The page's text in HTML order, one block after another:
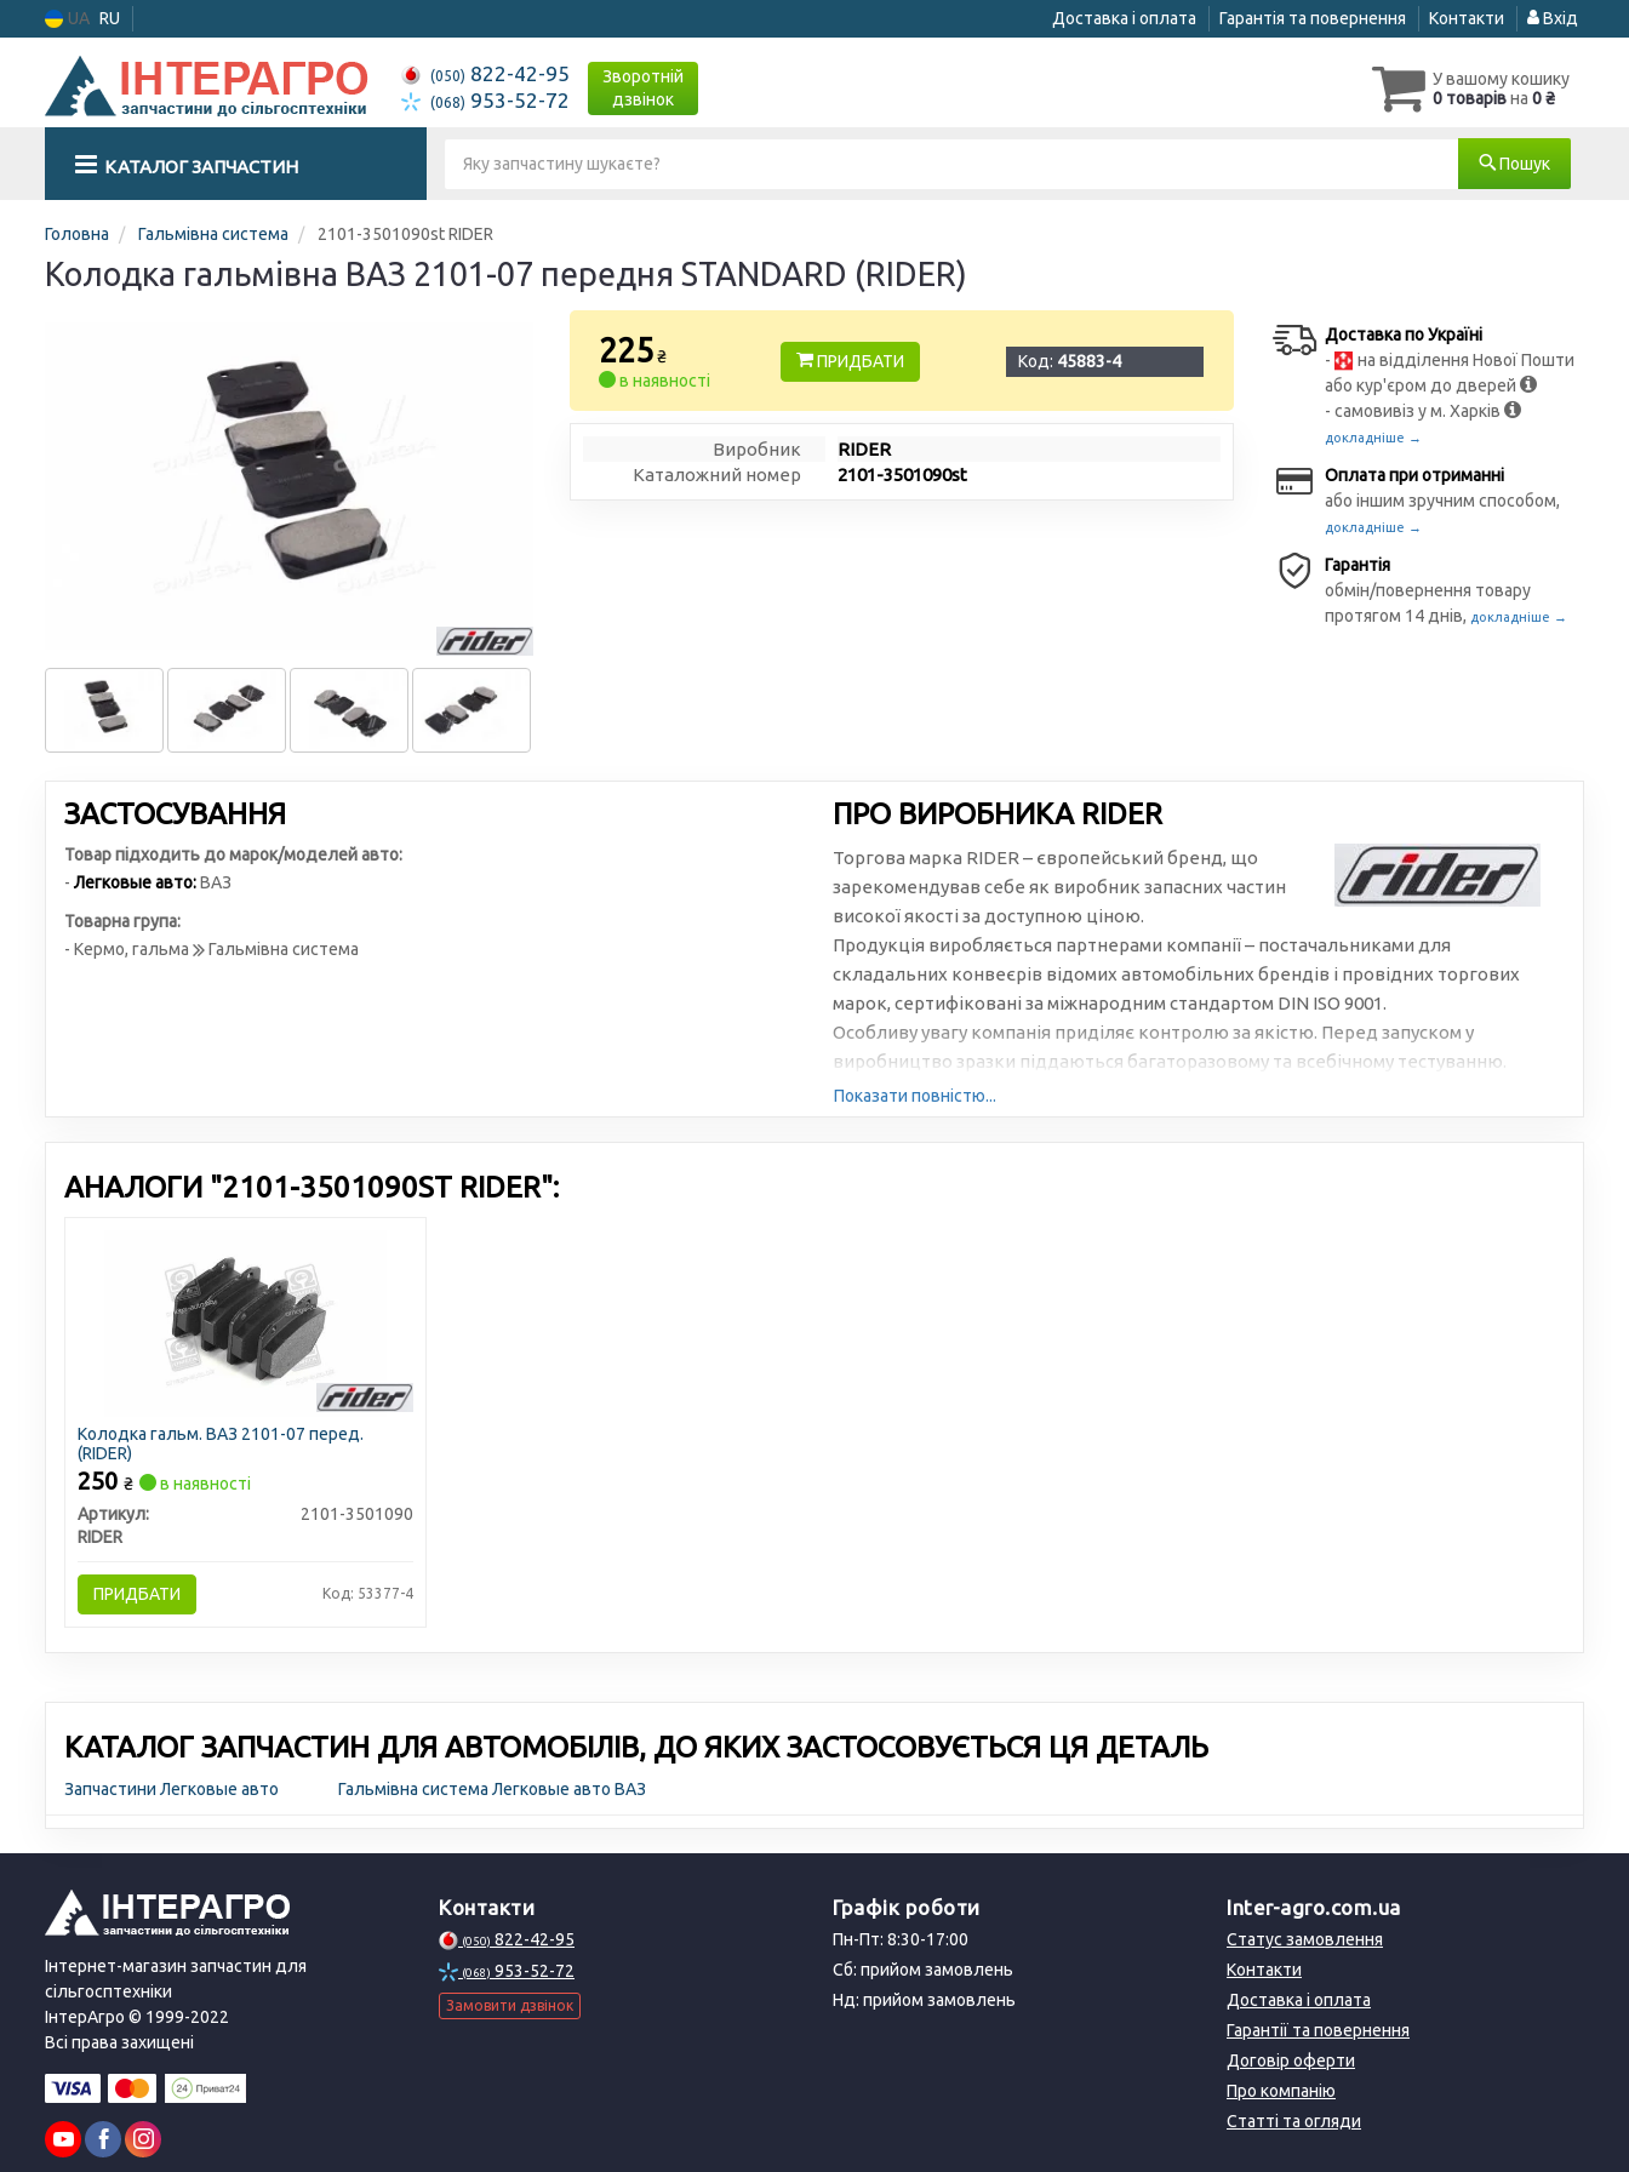
UA RU Доставка і оплата Гарантія та повернення Контакти Вхід
(050) 822-42-95
(068) 953-52-72
Зворотній
дзвінок
У вашому кошику
0 товарівна 0 ₴
КАТАЛОГ ЗАПЧАСТИН Пошук
Головна Гальмівна система 2101-3501090st RIDER
Колодка гальмівна ВАЗ 2101-07 передня STANDARD (RIDER)
225 ₴
в наявності
ПРИДБАТИ Код: 45883-4
Виробник
RIDER
Каталожний номер
2101-3501090st
Доставка по Україні
-
на відділення Нової Пошти
або кур'єром до дверей
- самовивіз у м. Харків
докладніше →
Оплата при отриманні
або іншим зручним способом,
докладніше →
Гарантія
обмін/повернення товару
протягом 14 днів, докладніше →
ЗАСТОСУВАННЯ
Товар підходить до марок/моделей авто:
-Легковые авто:ВАЗ
Товарна група:
- Кермо, гальма
Гальмівна система
ПРО ВИРОБНИКА RIDER
Торгова марка RIDER – європейський бренд, що
зарекомендував себе як виробник запасних частин
високої якості за доступною ціною.
Продукція виробляється партнерами компанії – постачальниками для
складальних конвеєрів відомих автомобільних брендів і провідних торгових
марок, сертифіковані за міжнародним стандартом DIN ISO 9001.
Особливу увагу компанія приділяє контролю за якістю. Перед запуском у
виробництво зразки піддаються багаторазовому та всебічному тестуванню.
Показати повністю...
АНАЛОГИ "2101-3501090ST RIDER":
Колодка гальм. ВАЗ 2101-07 перед.
(RIDER)
250 ₴
в наявності
Артикул:
2101-3501090
RIDER
ПРИДБАТИ Код: 53377-4
КАТАЛОГ ЗАПЧАСТИН ДЛЯ АВТОМОБІЛІВ, ДО ЯКИХ ЗАСТОСОВУЄТЬСЯ ЦЯ ДЕТАЛЬ
Запчастини Легковые авто Гальмівна система Легковые авто ВАЗ
Інтернет-магазин запчастин для
сільгосптехніки
ІнтерАгро © 1999-2022
Всі права захищені
Контакти
(050) 822-42-95
(068) 953-52-72
Замовити дзвінок
Графік роботи
Пн-Пт: 8:30-17:00
Сб: прийом замовлень
Нд: прийом замовлень
Inter-agro.com.ua
Статус замовлення
Контакти
Доставка і оплата
Гарантії та повернення
Договір оферти
Про компанію
Статті та огляди